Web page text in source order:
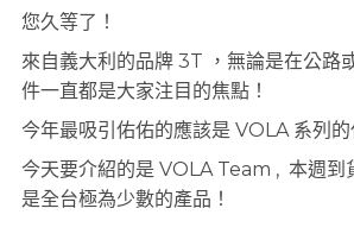
您久等了！
來自義大利的品牌 3T ，無論是在公路
件一直都是大家注目的焦點！
今年最吸引佑佑的應該是 VOLA 系列的
今天要介紹的是 VOLA Team , 本週到
是全台極為少數的產品！